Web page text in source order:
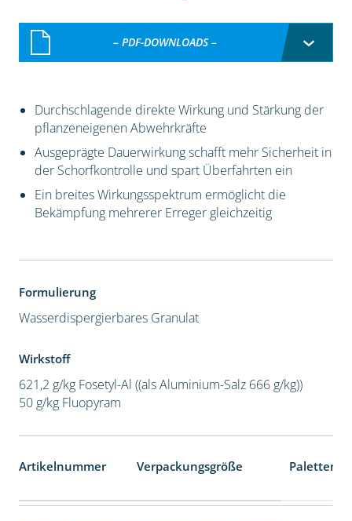
– PDF-DOWNLOADS –
Durchschlagende direkte Wirkung und Stärkung der
pflanzeneigenen Abwehrkräfte
Ausgeprägte Dauerwirkung schafft mehr Sicherheit in
der Schorfkontrolle und spart Überfahrten ein
Ein breites Wirkungsspektrum ermöglicht die
Bekämpfung mehrerer Erreger gleichzeitig
Formulierung
Wasserdispergierbares Granulat
Wirkstoff
621,2 g/kg Fosetyl-Al ((als Aluminium-Salz 666 g/kg))
50 g/kg Fluopyram
Artikelnummer Verpackungsgröße